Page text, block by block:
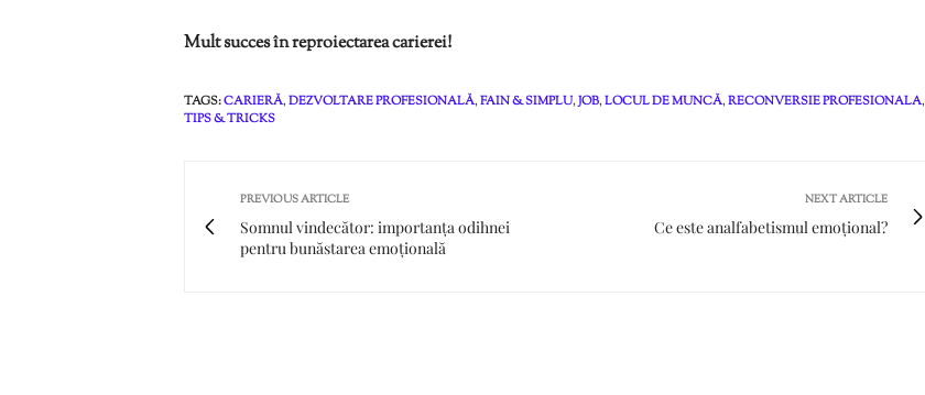
Mult succes în reproiectarea carierei!
TAGS:CARIERĂ,DEZVOLTARE PROFESIONALĂ,FAIN & SIMPLU,JOB,LOCUL DE MUNCĂ,RECONVERSIE PROFESIONALA,
TIPS & TRICKS
PREVIOUS ARTICLE
Somnul vindecător: importanța odihnei
pentru bunăstarea emoțională
NEXT ARTICLE
Ce este analfabetismul emoțional?